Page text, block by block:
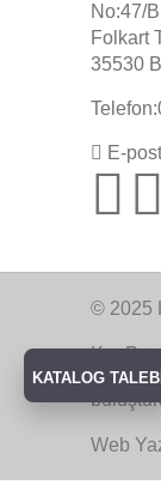
No:47/B
Folkart
35530
E-
© 2025
Kar
Web
KATALOG TALEBİ